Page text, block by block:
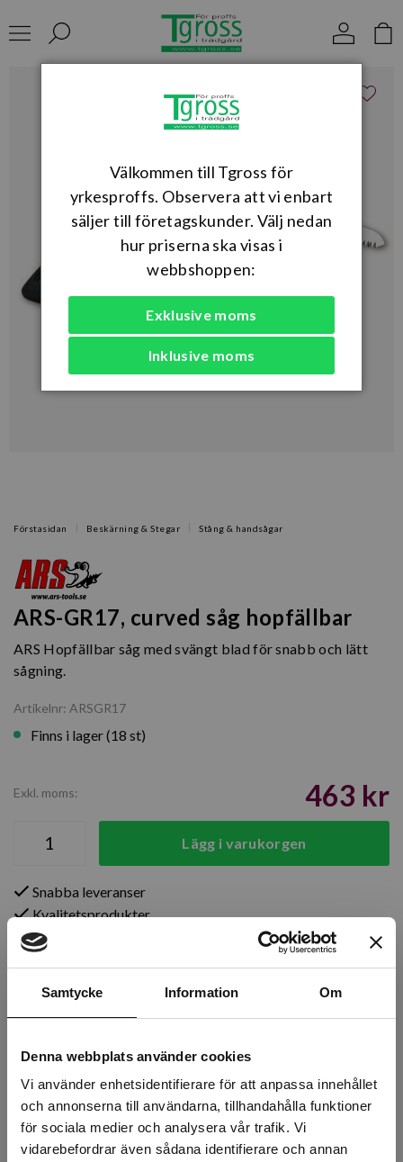
Samtycke Information Om
Denna webbplats använder cookies
Vi använder enhetsidentifierare för att anpassa innehållet
och annonserna till användarna, tillhandahålla funktioner
för sociala medier och analysera vår trafik. Vi
vidarebefordrar även sådana identifierare och annan
Förstasidan Beskärning & Stegar Stång & handsågar
ARS-GR17, curved såg hopfällbar
ARS Hopfällbar såg med svängt blad för snabb och lätt
sågning.
Artikelnr: ARSGR17
Finns i lager (18 st)
Exkl. moms: 463 kr
Lägg i varukorgen
Snabba leveranser
Kvalitetsprodukter
Över 30 år i branschen!
Lagerstatus
Rotebro 3 st
Uppsala 3 st
Välkommen till Tgross för
yrkesproffs. Observera att vi enbart
säljer till företagskunder. Välj nedan
hur priserna ska visas i
webbshoppen:
Exklusive moms
Inklusive moms